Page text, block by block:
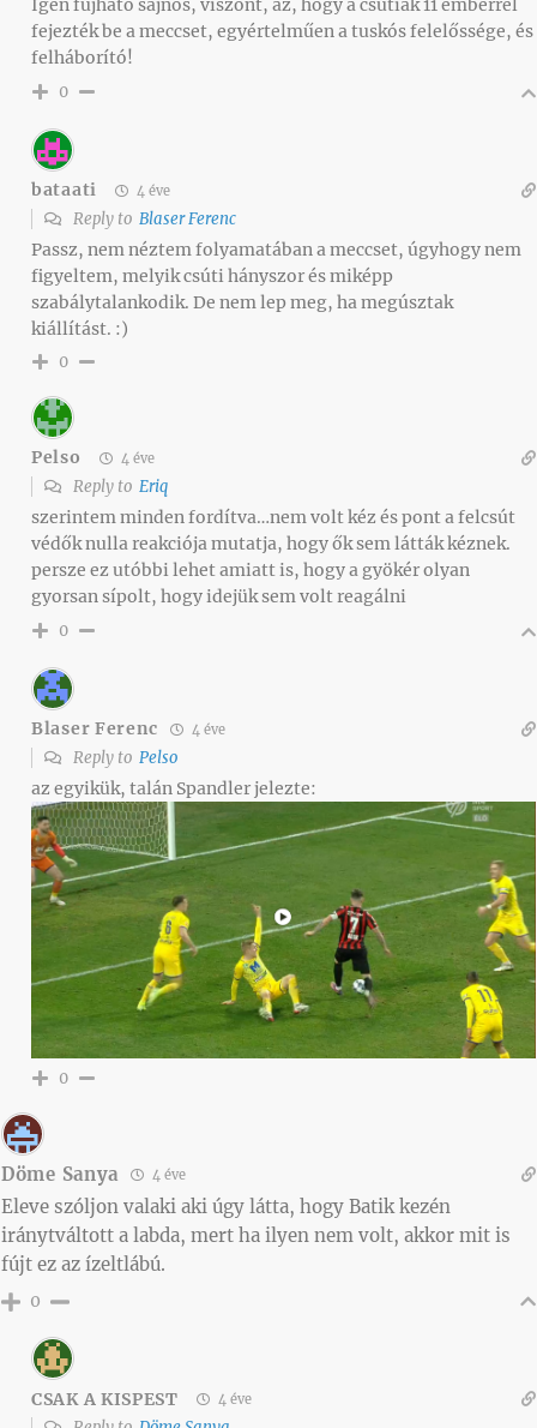
fejezték be a meccset, egyértelműen a tuskós felelőssége, és
felháborító!
0
bataati 4 éve
Reply to Blaser Ferenc
Passz, nem néztem folyamatában a meccset, úgyhogy nem
figyeltem, melyik csúti hányszor és miképp
szabálytalankodik. De nem lep meg, ha megúsztak
kiállítást. :)
0
Pelso 4 éve
Reply to Eriq
szerintem minden fordítva…nem volt kéz és pont a felcsút
védők nulla reakciója mutatja, hogy ők sem látták kéznek.
persze ez utóbbi lehet amiatt is, hogy a gyökér olyan
gyorsan sípolt, hogy idejük sem volt reagálni
0
Blaser Ferenc 4 éve
Reply to Pelso
az egyikük, talán Spandler jelezte:
0
Döme Sanya 4 éve
Eleve szóljon valaki aki úgy látta, hogy Batik kezén
iránytváltott a labda, mert ha ilyen nem volt, akkor mit is
fújt ez az ízeltlábú.
0
CSAK A KISPEST 4 éve